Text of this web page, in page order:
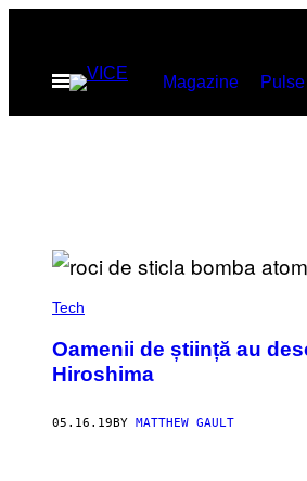
contentOpen
Menu
Magazine Pulse
Tech
Oamenii de știință au
Hiroshima
05.16.19BY MATTHEW GAULT